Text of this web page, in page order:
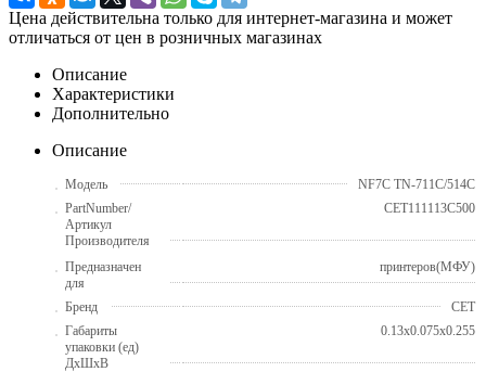
Цена действительна только для интернет-магазина и может
отличаться от цен в розничных магазинах
Описание
Характеристики
Дополнительно
Описание
Модель
NF7C TN-711C/514C
PartNumber/
Артикул
Производителя
CET111113C500
Предназначен
для
принтеров(МФУ)
Бренд
CET
Габариты
упаковки (ед)
ДхШхВ
0.13x0.075x0.255